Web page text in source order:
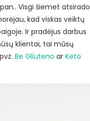
Visgi šiemet atsirado
kad viskas veiktų
Ir pradėjus darbus
klientai, tai mūsų
Be Gliuteno ar Keto